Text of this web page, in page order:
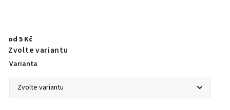
od 5 Kč
Zvolte variantu
Varianta